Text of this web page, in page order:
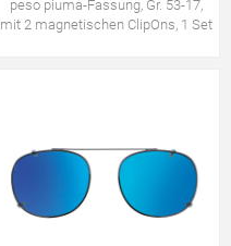
peso piuma-Fassung, Gr. 53-17,
mit 2 magnetischen ClipOns, 1 Set